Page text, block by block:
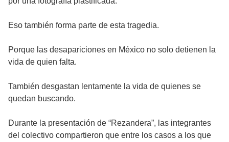
Eso también forma parte de esta tragedia.
Porque las desapariciones en México no solo detienen la
vida de quien falta.
También desgastan lentamente la vida de quienes se
quedan buscando.
Durante la presentación de “Rezandera”, las integrantes
del colectivo compartieron que entre los casos a los que